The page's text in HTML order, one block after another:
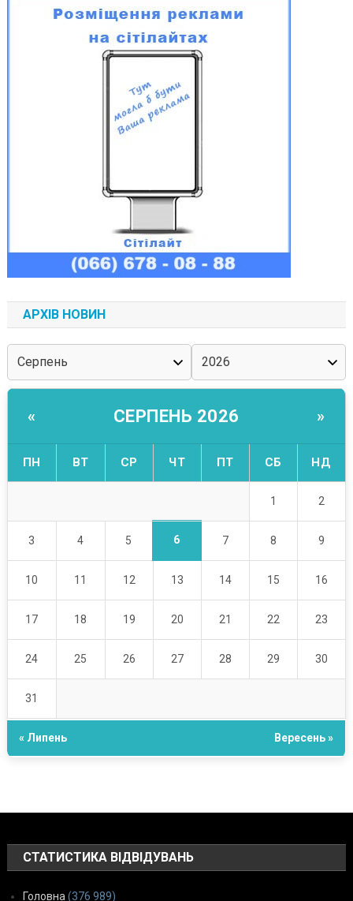
АРХІВ НОВИН
« СЕРПЕНЬ 2026 »
ПН ВТ СР ЧТ ПТ СБ НД
1 2
3 4 5 6 7 8 9
10 11 12 13 14 15 16
17 18 19 20 21 22 23
24 25 26 27 28 29 30
31
« Липень Вересень »
СТАТИСТИКА ВІДВІДУВАНЬ
Головна (376 989)